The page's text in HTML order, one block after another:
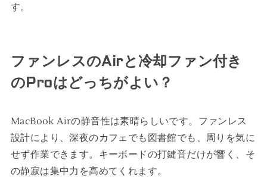
す。
ファンレスのAirと冷却ファン付き
のProはどっちがよい？
MacBook Airの静音性は素晴らしいです。ファンレス
設計により、深夜のカフェでも図書館でも、周りを気に
せず作業できます。キーボードの打鍵音だけが響く、そ
の静寂は集中力を高めてくれます。